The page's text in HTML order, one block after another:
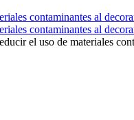
contaminantes al
contaminantes al
el uso de materiales